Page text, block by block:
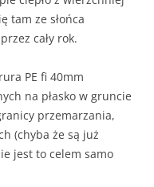
tam ze słońca
cały rok.
PE fi 40mm
na płasko w gruncie
przemarzania,
(chyba że są już
jest to celem samo